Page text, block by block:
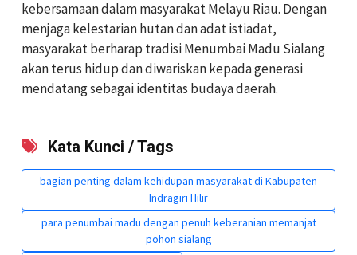
kebersamaan dalam masyarakat Melayu Riau. Dengan
menjaga kelestarian hutan dan adat istiadat,
masyarakat berharap tradisi Menumbai Madu Sialang
akan terus hidup dan diwariskan kepada generasi
mendatang sebagai identitas budaya daerah.
Kata Kunci / Tags
bagian penting dalam kehidupan masyarakat di Kabupaten
Indragiri Hilir
para penumbai madu dengan penuh keberanian memanjat
pohon sialang